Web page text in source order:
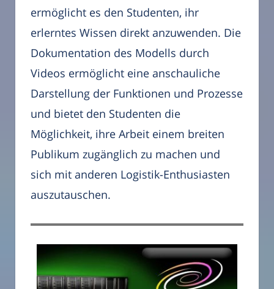
ermöglicht es den Studenten, ihr
erlerntes Wissen direkt anzuwenden. Die
Dokumentation des Modells durch
Videos ermöglicht eine anschauliche
Darstellung der Funktionen und Prozesse
und bietet den Studenten die
Möglichkeit, ihre Arbeit einem breiten
Publikum zugänglich zu machen und
sich mit anderen Logistik-Enthusiasten
auszutauschen.